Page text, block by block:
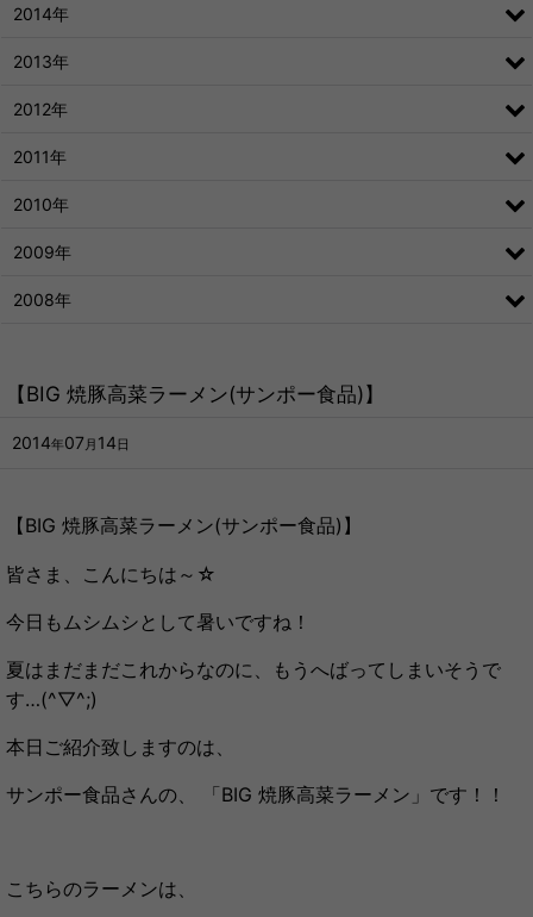
【BIG 焼豚高菜ラーメン(サンポー食品)】
2014年07 月 14 日
【BIG 焼豚高菜ラーメン(サンポー食品)】
皆さま、こんにちは～☆
今日もムシムシとして暑いですね！
夏はまだまだこれからなのに、もうへばってしまいそうで
す…(^▽^;)
本日ご紹介致しますのは、
サンポー食品さんの、 「BIG 焼豚高菜ラーメン」です！！
こちらのラーメンは、
2014年
2013年
2012年
2011年
2010年
2009年
2008年